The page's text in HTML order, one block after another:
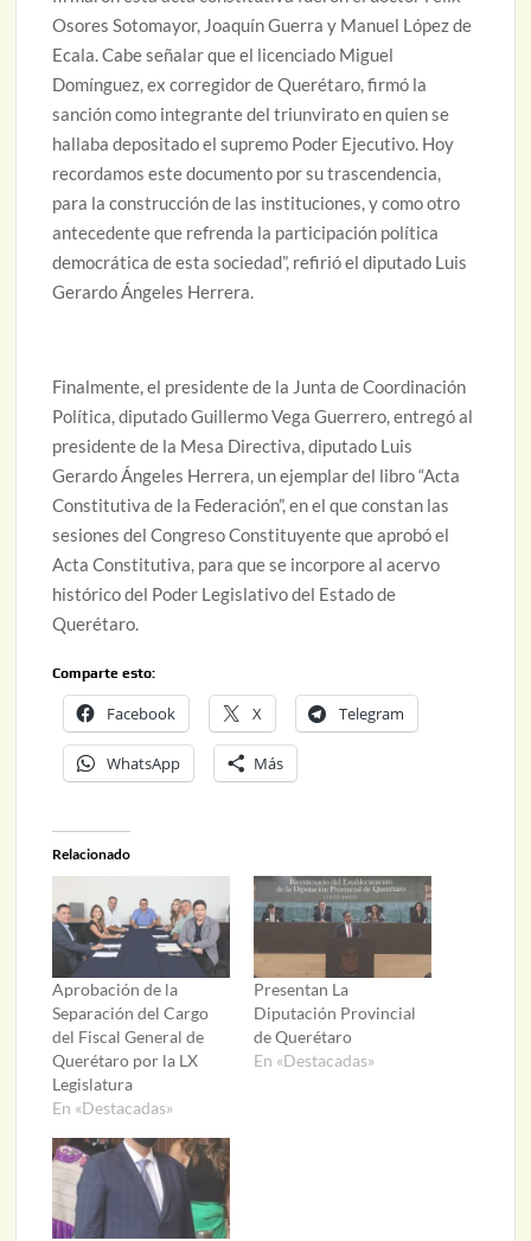
Osores Sotomayor, Joaquín Guerra y Manuel López de
Ecala. Cabe señalar que el licenciado Miguel
Domínguez, ex corregidor de Querétaro, firmó la
sanción como integrante del triunvirato en quien se
hallaba depositado el supremo Poder Ejecutivo. Hoy
recordamos este documento por su trascendencia,
para la construcción de las instituciones, y como otro
antecedente que refrenda la participación política
democrática de esta sociedad”, refirió el diputado Luis
Gerardo Ángeles Herrera.
Finalmente, el presidente de la Junta de Coordinación
Política, diputado Guillermo Vega Guerrero, entregóal
presidente de la Mesa Directiva, diputado Luis
Gerardo Ángeles Herrera, un ejemplar del libro “Acta
Constitutiva de la Federación”, en el que constan las
sesiones del Congreso Constituyente que aprobó el
Acta Constitutiva, para que se incorpore al acervo
histórico del Poder Legislativo del Estado de
Querétaro.
Comparte esto:
Facebook X Telegram
WhatsApp Más
Relacionado
Aprobación de la
Separación del Cargo
del Fiscal General de
Querétaro por la LX
Legislatura
En «Destacadas»
Presentan La
Diputación Provincial
de Querétaro
En «Destacadas»